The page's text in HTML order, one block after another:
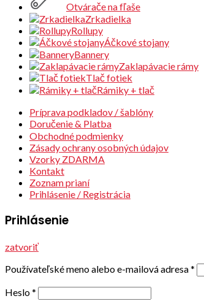
Otvárače na fľaše
Zrkadielka
Rollupy
Áčkové stojany
Bannery
Zaklapávacie rámy
Tlač fotiek
Rámiky + tlač
Príprava podkladov / šablóny
Doručenie & Platba
Obchodné podmienky
Zásady ochrany osobných údajov
Vzorky ZDARMA
Kontakt
Zoznam prianí
Prihlásenie / Registrácia
Prihlásenie
zatvoriť
Používateľské meno alebo e-mailová adresa*
Heslo*